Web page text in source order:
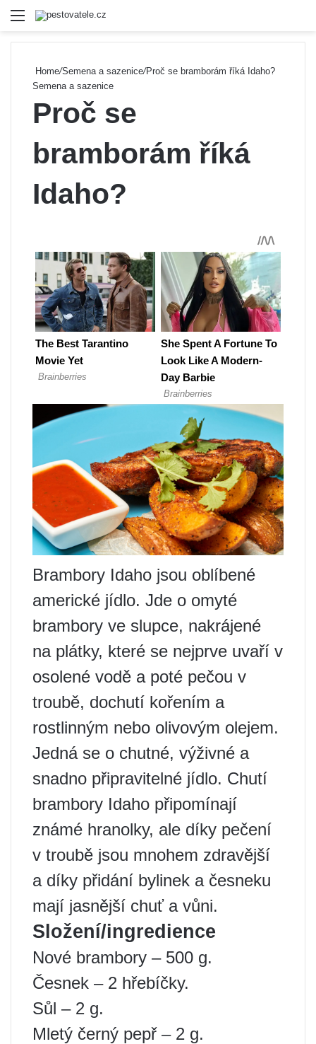
Menu
Home/Semena a sazenice/Proč se bramborám říká Idaho?
Semena a sazenice
Proč se
bramborám říká
Idaho?
Brambory Idaho jsou oblíbené
americké jídlo. Jde o omyté
brambory ve slupce, nakrájené
na plátky, které se nejprve uvaří v
osolené vodě a poté pečou v
troubě, dochutí kořením a
rostlinným nebo olivovým olejem.
Jedná se o chutné, výživné a
snadno připravitelné jídlo. Chutí
brambory Idaho připomínají
známé hranolky, ale díky pečení
v troubě jsou mnohem zdravější
a díky přidání bylinek a česneku
mají jasnější chuť a vůni.
Složení/ingredience
Nové brambory – 500 g.
Česnek – 2 hřebíčky.
Sůl – 2 g.
Mletý černý pepř – 2 g.